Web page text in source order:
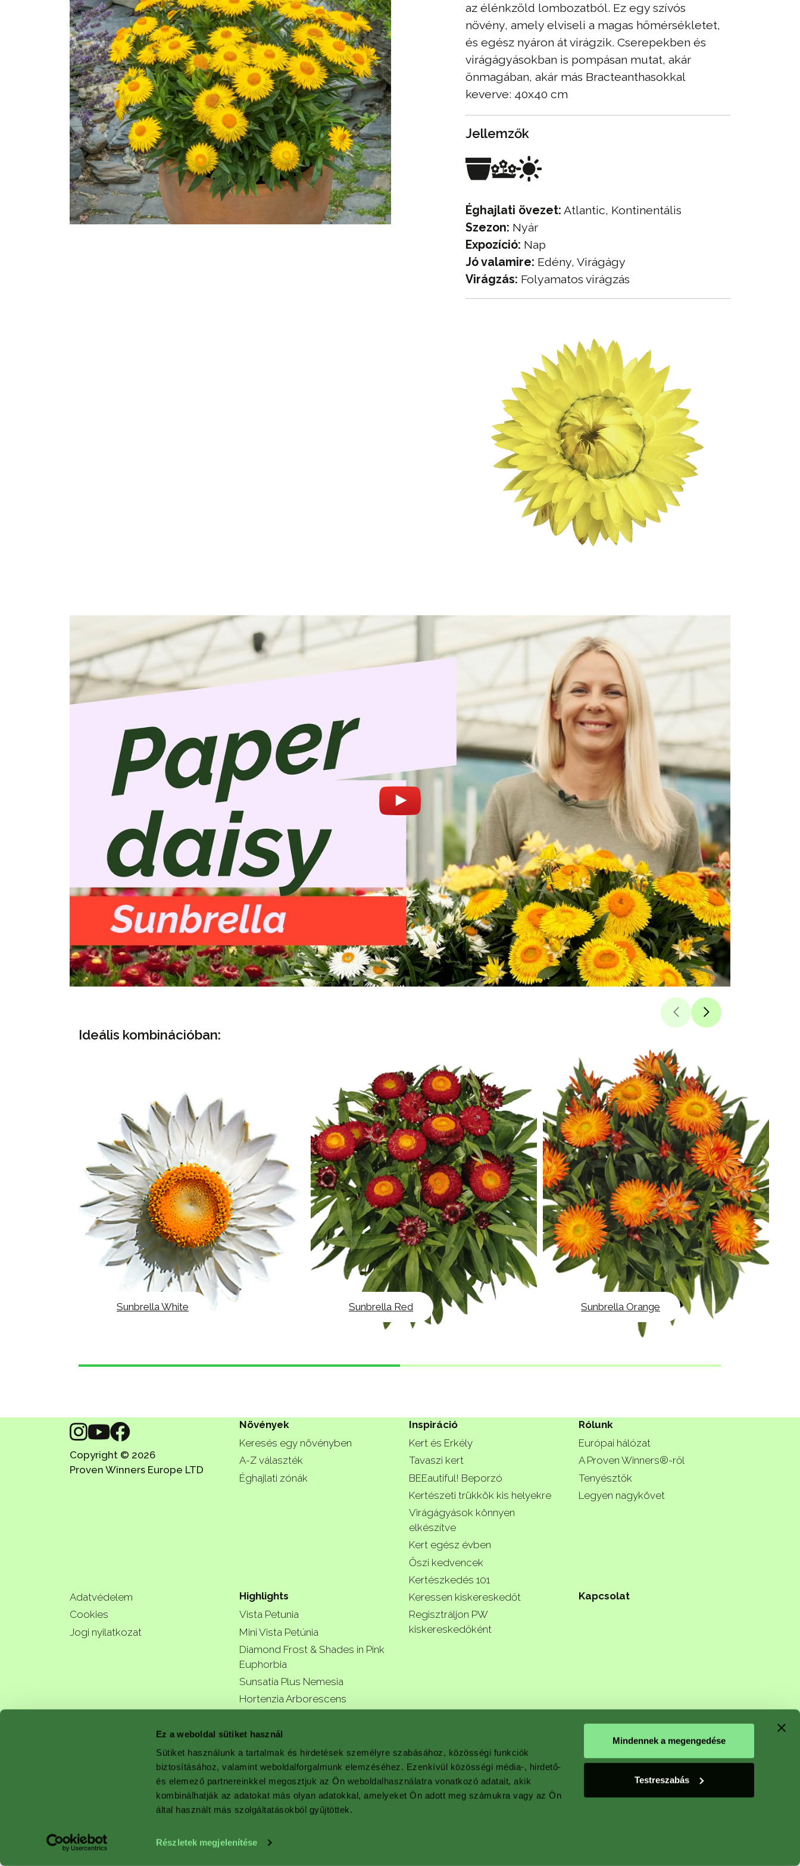
Ez a weboldal sütiket használ
Sütiket használunk a tartalmak és hirdetések személyre szabásához, közösségi funkciók
biztosításához, valamint weboldalforgalmunk elemzéséhez. Ezenkívül közösségi média-, hirdető-
és elemező partnereinkkel megosztjuk az Ön weboldalhasználatra vonatkozó adatait, akik
kombinálhatják az adatokat más olyan adatokkal, amelyeket Ön adott meg számukra vagy az Ön
által használt más szolgáltatásokból gyűjtöttek.
Részletek megjelenítése
Mindennek a megengedése
Testreszabás
az élénkzöld lombozatból. Ez egy szívós
növény, amely elviseli a magas hőmérsékletet,
és egész nyáron át virágzik. Cserepekben és
virágágyásokban is pompásan mutat, akár
önmagában, akár más Bracteanthasokkal
keverve: 40x40 cm
Jellemzők
Éghajlati övezet: Atlantic, Kontinentális
Szezon: Nyár
Expozíció: Nap
Jó valamire: Edény, Virágágy
Virágzás: Folyamatos virágzás
Ideális kombinációban:
Sunbrella White Sunbrella Red Sunbrella Orange
Copyright © 2026
Proven Winners Europe LTD
Növények
Keresés egy növényben
A-Z választék
Éghajlati zónák
Inspiráció
Kert és Erkély
Tavaszi kert
BEEautiful! Beporzó
Kertészeti trükkök kis helyekre
Virágágyások könnyen
elkészítve
Kert egész évben
Őszi kedvencek
Kertészkedés 101
Rólunk
Európai hálózat
A Proven Winners®-ről
Tenyésztők
Legyen nagykövet
Adatvédelem
Cookies
Jogi nyilatkozat
Highlights
Vista Petunia
Mini Vista Petúnia
Diamond Frost & Shades in Pink
Euphorbia
Sunsatia Plus Nemesia
Hortenzia Arborescens
Keressen kiskereskedőt
Regisztráljon PW
kiskereskedőként
Kapcsolat
a better garden starts
with a better plant